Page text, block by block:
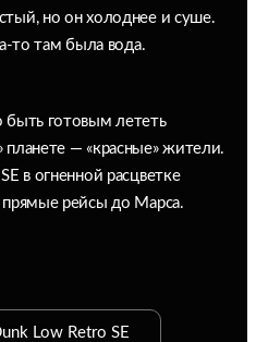
но он холоднее и суше.
то там была вода.
быть готовым лететь
— «красные» жители.
в огненной расцветке
прямые рейсы до Марса.
Low Retro SE